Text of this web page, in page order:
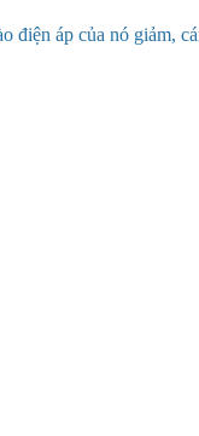
điện áp của nó giảm,